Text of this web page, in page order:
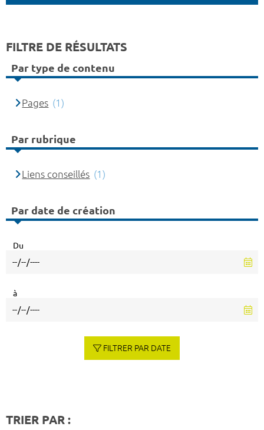
FILTRE DE RÉSULTATS
Par type de contenu
Pages (1)
Par rubrique
Liens conseillés (1)
Par date de création
Du
à
FILTRER PAR DATE
TRIER PAR :